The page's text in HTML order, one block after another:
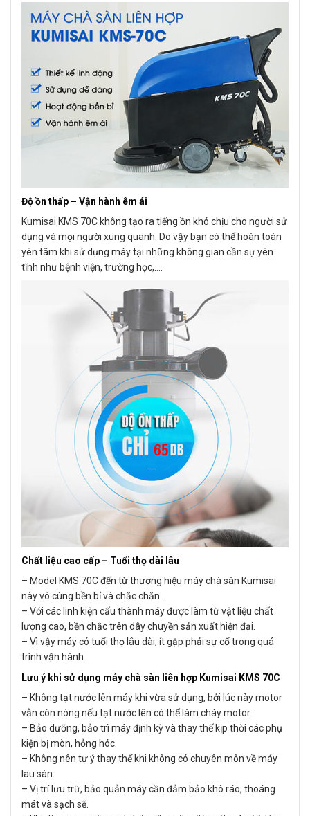
Độ ồn thấp – Vận hành êm ái
Kumisai KMS 70C không tạo ra tiếng ồn khó chịu cho người sử
dụng và mọi người xung quanh. Do vậy bạn có thể hoàn toàn
yên tâm khi sử dụng máy tại những không gian cần sự yên
tĩnh như bệnh viện, trường học,….
Chất liệu cao cấp – Tuổi thọ dài lâu
– Model KMS 70C đến từ thương hiệu máy chà sàn Kumisai
này vô cùng bền bỉ và chắc chắn.
– Với các linh kiện cấu thành máy được làm từ vật liệu chất
lượng cao, bền chắc trên dây chuyền sản xuất hiện đại.
– Vì vậy máy có tuổi thọ lâu dài, ít gặp phải sự cố trong quá
trình vận hành.
Lưu ý khi sử dụng máy chà sàn liên hợp Kumisai KMS 70C
– Không tạt nước lên máy khi vừa sử dụng, bởi lúc này motor
vẫn còn nóng nếu tạt nước lên có thể làm cháy motor.
– Bảo dưỡng, bảo trì máy định kỳ và thay thế kịp thời các phụ
kiện bị mòn, hỏng hóc.
– Không nên tự ý thay thế khi không có chuyên môn về máy
lau sàn.
– Vị trí lưu trữ, bảo quản máy cần đảm bảo khô ráo, thoáng
mát và sạch sẽ.